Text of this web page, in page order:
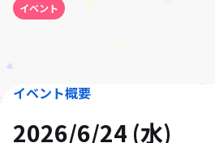
イベント
イベント概要
2026/6/24 (水)